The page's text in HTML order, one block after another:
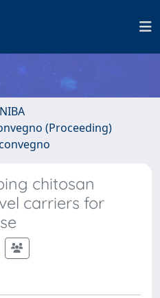
(Proceeding)
chitosan
carriers for